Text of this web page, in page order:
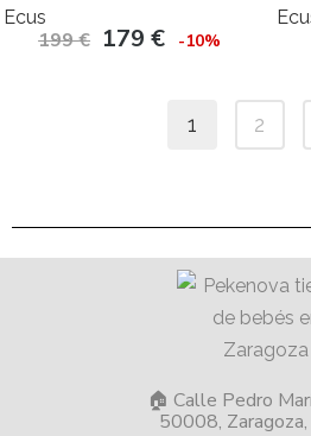
Ecus
199€ 179€ -10%
1 2
🏠 Calle Pedro
50008, Zaragoza,